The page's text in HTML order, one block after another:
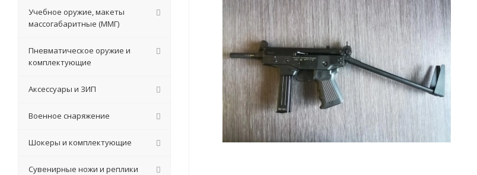
Учебное оружие, макеты
массогабаритные (ММГ)
Пневматическое оружие и
комплектующие
Аксессуары и ЗИП
Военное снаряжение
Шокеры и комплектующие
Сувенирные ножи и реплики